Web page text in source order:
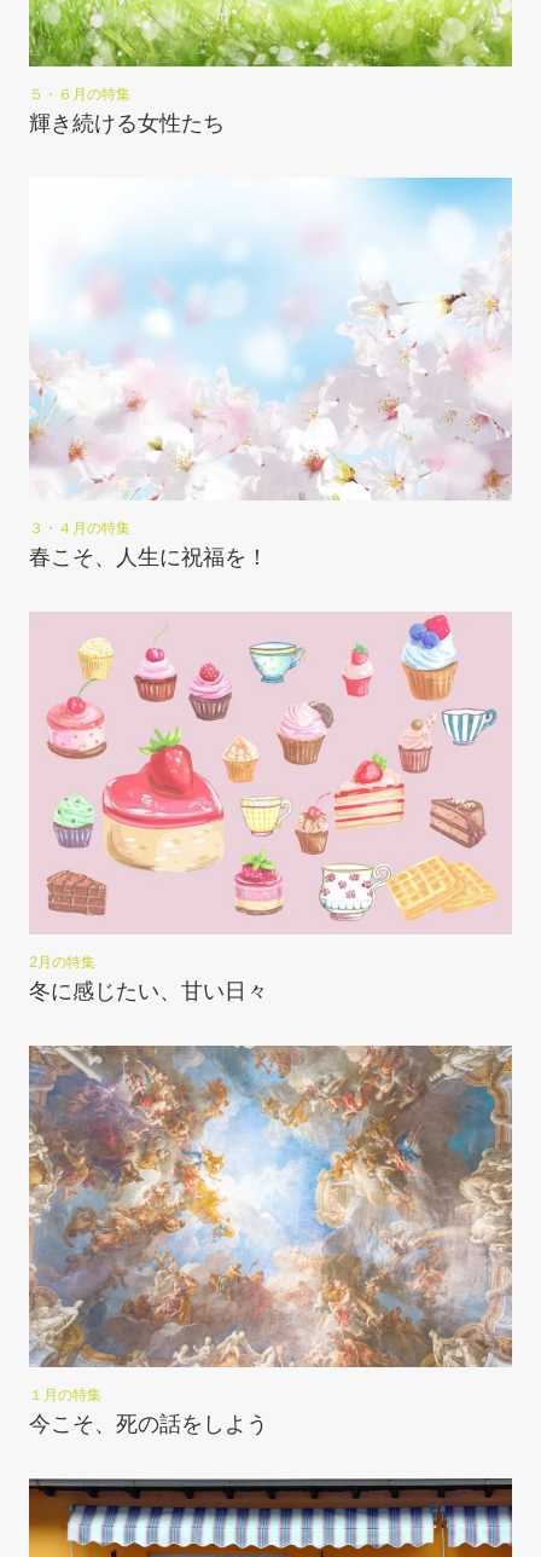
５・６月の特集
輝き続ける女性たち
３・４月の特集
春こそ、人生に祝福を！
2月の特集
冬に感じたい、甘い日々
１月の特集
今こそ、死の話をしよう